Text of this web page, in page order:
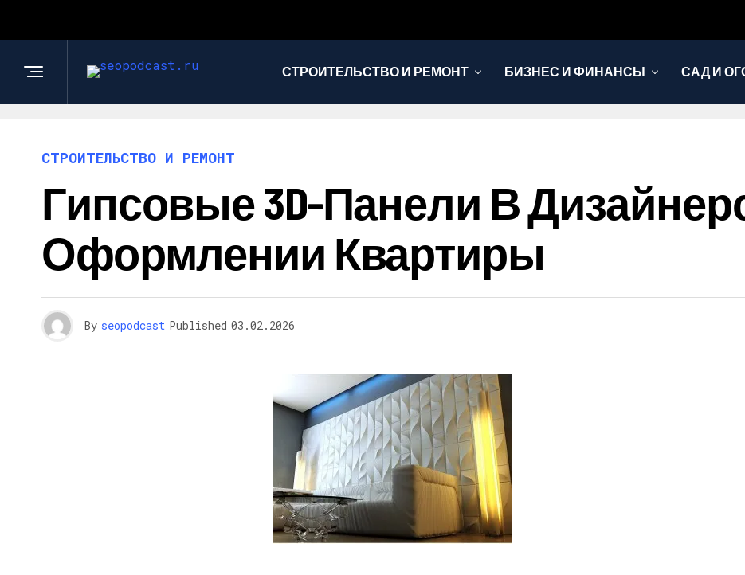
СТРОИТЕЛЬСТВО И РЕМОНТ БИЗНЕС И ФИНАНСЫ САД И
СТРОИТЕЛЬСТВО И РЕМОНТ
Гипсовые 3D-Панели В
Оформлении Квартиры
By seopodcast Published 03.02.2026